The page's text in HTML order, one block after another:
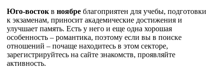
Юго-восток в ноябре благоприятен для учебы, подготовки
к экзаменам, приносит академические достижения и
улучшает память. Есть у него и еще одна хорошая
особенность – романтика, поэтому если вы в поиске
отношений – почаще находитесь в этом секторе,
зарегистрируйтесь на сайте знакомств, проявляйте
активность.